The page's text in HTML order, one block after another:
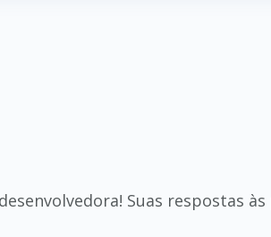
Suas respostas